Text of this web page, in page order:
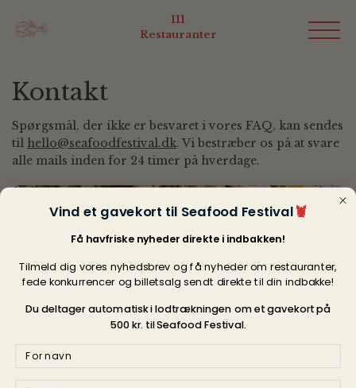
111
Restauranter
Kontakt
Spørgsmål, der ikke er besvaret i vores FAQ, kan sendes
til hello@seafoodfestival.dk. Vi bestræber os på at svare
alle mails inden for 24 timer på hverdage.
Vind et gavekort til Seafood Festival🦞
Få havfriske nyheder direkte i indbakken!
Tilmeld dig vores nyhedsbrev og få nyheder om restauranter,
fede konkurrencer og billetsalg sendt direkte til din indbakke!
Du deltager automatisk i lodtrækningen om et gavekort på
500 kr. til Seafood Festival.